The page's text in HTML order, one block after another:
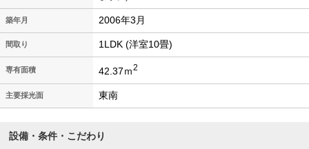
築年月 2006年3月
間取り 1LDK (洋室10畳)
専有面積 42.37ｍ2
主要採光面 東南
設備・条件・こだわり